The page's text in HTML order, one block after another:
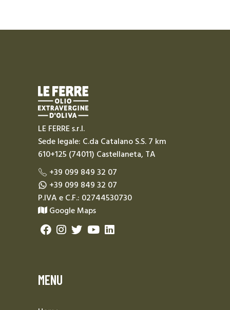
LE FERRE s.r.l.
Sede legale: C.da Catalano S.S. 7 km
610+125 (74011) Castellaneta, TA
+39 099 849 32 07
+39 099 849 32 07
P.IVA e C.F.: 02744530730
Google Maps
MENU